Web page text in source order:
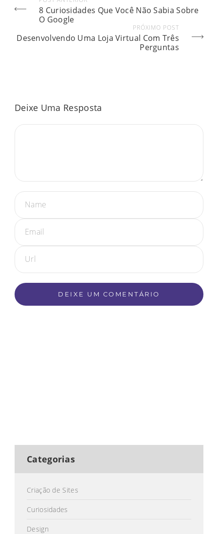
8 Curiosidades Que Você Não Sabia Sobre
O Google
PRÓXIMO POST
Desenvolvendo Uma Loja Virtual Com Três
Perguntas
Deixe Uma Resposta
Categorias
Criação de Sites
Curiosidades
Design